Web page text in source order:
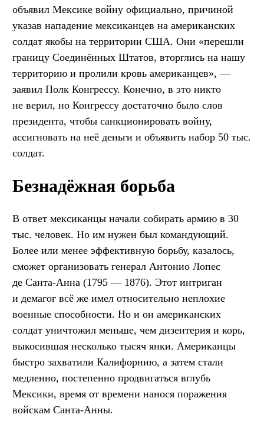
объявил Мексике войну официально, причиной
указав нападение мексиканцев на американских
солдат якобы на территории США. Они «перешли
границу Соединённых Штатов, вторглись на нашу
территорию и пролили кровь американцев», —
заявил Полк Конгрессу. Конечно, в это никто
не верил, но Конгрессу достаточно было слов
президента, чтобы санкционировать войну,
ассигновать на неё деньги и объявить набор 50 тыс.
солдат.
Безнадёжная борьба
В ответ мексиканцы начали собирать армию в 30
тыс. человек. Но им нужен был командующий.
Более или менее эффективную борьбу, казалось,
сможет организовать генерал Антонио Лопес
де Санта-Анна (1795 — 1876). Этот интриган
и демагог всё же имел относительно неплохие
военные способности. Но и он американских
солдат уничтожил меньше, чем дизентерия и корь,
выкосившая несколько тысяч янки. Американцы
быстро захватили Калифорнию, а затем стали
медленно, постепенно продвигаться вглубь
Мексики, время от времени нанося поражения
войскам Санта-Анны.